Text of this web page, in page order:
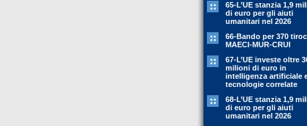
65-L’UE stanzia 1,9
di euro per gli aiuti
umanitari nel 2026
66-Bando per 370
MAECI-MUR-CRUI
67-L’UE investe oltre
milioni di euro in
intelligenza artificiale
tecnologie correlate
68-L’UE stanzia 1,9
di euro per gli aiuti
umanitari nel 2026